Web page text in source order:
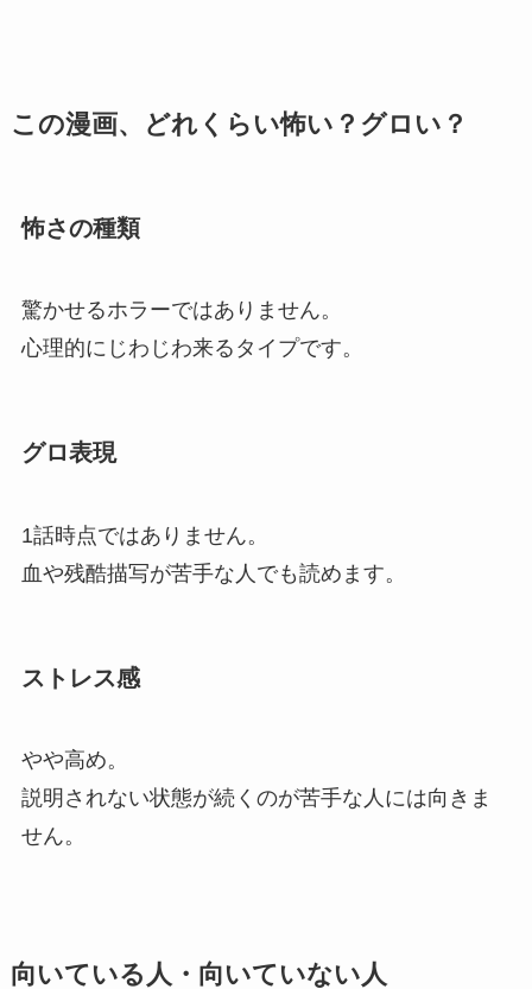
この漫画、どれくらい怖い？グロい？
怖さの種類
驚かせるホラーではありません。
心理的にじわじわ来るタイプです。
グロ表現
1話時点ではありません。
血や残酷描写が苦手な人でも読めます。
ストレス感
やや高め。
説明されない状態が続くのが苦手な人には向きま
せん。
向いている人・向いていない人